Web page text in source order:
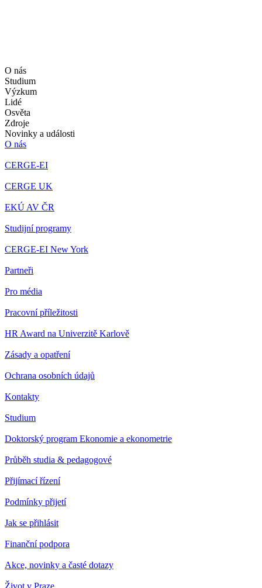
O nás
Studium
Výzkum
Lidé
Osvěta
Zdroje
Novinky a události
O nás
CERGE-EI
CERGE UK
EKÚ AV ČR
Studijní programy
CERGE-EI New York
Partneři
Pro média
Pracovní příležitosti
HR Award na Univerzitě Karlově
Zásady a opatření
Ochrana osobních údajů
Kontakty
Studium
Doktorský program Ekonomie a ekonometrie
Průběh studia & pedagogové
Přijímací řízení
Podmínky přijetí
Jak se přihlásit
Finanční podpora
Akce, novinky a časté dotazy
Život v Praze